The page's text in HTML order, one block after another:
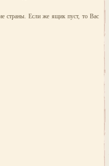
страны. Если же ящик пуст, то Вас